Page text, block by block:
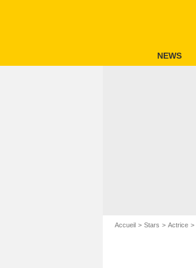
NEWS
Accueil Stars Actrice